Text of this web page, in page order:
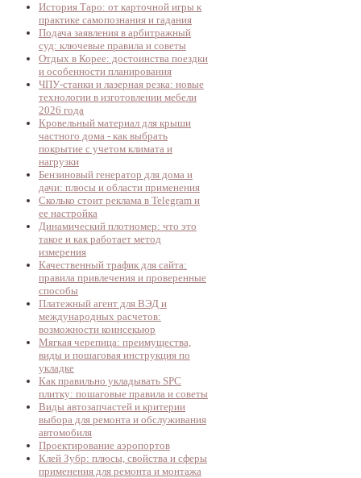
История Таро: от карточной игры к
практике самопознания и гадания
Подача заявления в арбитражный
суд: ключевые правила и советы
Отдых в Корее: достоинства поездки
и особенности планирования
ЧПУ-станки и лазерная резка: новые
технологии в изготовлении мебели
2026 года
Кровельный материал для крыши
частного дома - как выбрать
покрытие с учетом климата и
нагрузки
Бензиновый генератор для дома и
дачи: плюсы и области применения
Сколько стоит реклама в Telegram и
ее настройка
Динамический плотномер: что это
такое и как работает метод
измерения
Качественный трафик для сайта:
правила привлечения и проверенные
способы
Платежный агент для ВЭД и
международных расчетов:
возможности коинсекьюр
Мягкая черепица: преимущества,
виды и пошаговая инструкция по
укладке
Как правильно укладывать SPC
плитку: пошаговые правила и советы
Виды автозапчастей и критерии
выбора для ремонта и обслуживания
автомобиля
Проектирование аэропортов
Клей Зубр: плюсы, свойства и сферы
применения для ремонта и монтажа